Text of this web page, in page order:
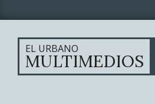
to
content
EL URBANO
MULTIMEDIOS